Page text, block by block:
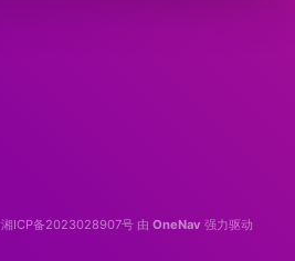
湘ICP备2023028907号 由 OneNav 强力驱动